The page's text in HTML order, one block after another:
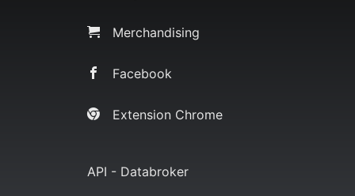
Merchandising
Facebook
Extension Chrome
API - Databroker